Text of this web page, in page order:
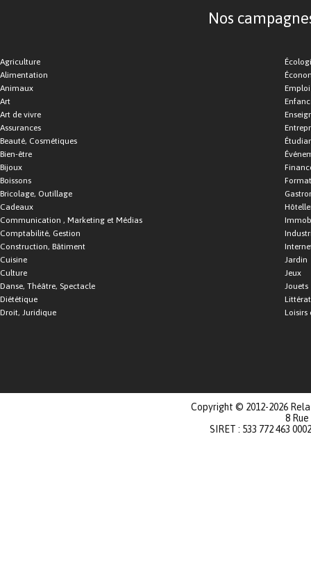
Nos
Agriculture
Alimentation
Animaux
Art
Art de vivre
Assurances
Beauté, Cosmétiques
Bien-être
Bijoux
Boissons
Bricolage, Outillage
Cadeaux
Communication , Marketing et Médias
Comptabilité, Gestion
Construction, Bâtiment
Cuisine
Culture
Danse, Théâtre, Spectacle
Diététique
Droit, Juridique
Emploi
Jardin
Jeux
Jouets
Loisirs
Copyright © 2012-2026
8
SIRET : 533 772 463